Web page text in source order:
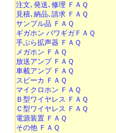
注文､発送､修理 ＦＡＱ
見積､納品､請求 ＦＡＱ
サンプル品 ＦＡＱ
ギガホン パワギガＦＡＱ
手ぶら拡声器 ＦＡＱ
メガホン ＦＡＱ
放送アンプ ＦＡＱ
車載アンプ ＦＡＱ
スピーカ ＦＡＱ
マイクロホン ＦＡＱ
Ｂ型ワイヤレス ＦＡＱ
Ｃ型ワイヤレス ＦＡＱ
電源装置 ＦＡＱ
その他 ＦＡＱ